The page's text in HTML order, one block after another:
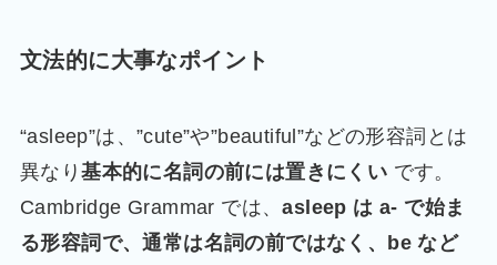
文法的に大事なポイント
“asleep”は、”cute”や”beautiful”などの形容詞とは
異なり基本的に名詞の前には置きにくい です。
Cambridge Grammar では、asleep は a- で始ま
る形容詞で、通常は名詞の前ではなく、be など